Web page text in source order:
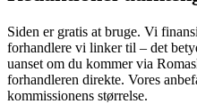
Siden er gratis at bruge. Vi
forhandlere vi linker til – det
uanset om du kommer via
forhandleren direkte. Vores
kommissionens størrelse.